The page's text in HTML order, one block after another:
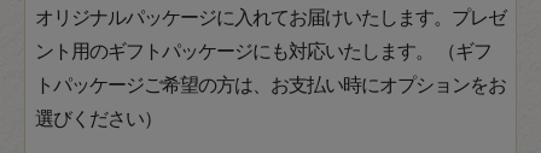
オリジナルパッケージに入れてお届けいたします。プレゼ
ント用のギフトパッケージにも対応いたします。 （ギフ
トパッケージご希望の方は、お支払い時にオプションをお
選びください）